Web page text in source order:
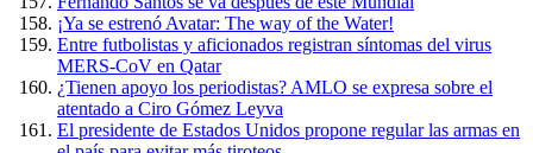
¡Ya se estrenó Avatar: The way of the Water!
Entre futbolistas y aficionados registran síntomas del virus
MERS-CoV en Qatar
¿Tienen apoyo los periodistas? AMLO se expresa sobre el
atentado a Ciro Gómez Leyva
El presidente de Estados Unidos propone regular las armas en